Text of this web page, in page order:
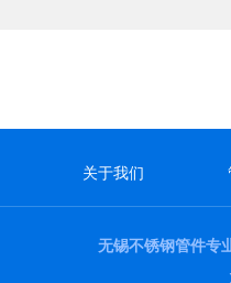
关于我们
无锡不锈钢管件专